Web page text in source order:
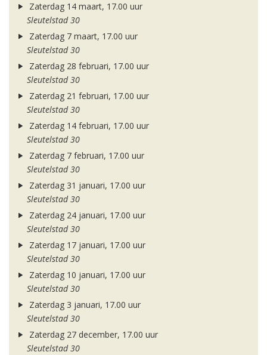
Zaterdag 14 maart, 17.00 uur
Sleutelstad 30
Zaterdag 7 maart, 17.00 uur
Sleutelstad 30
Zaterdag 28 februari, 17.00 uur
Sleutelstad 30
Zaterdag 21 februari, 17.00 uur
Sleutelstad 30
Zaterdag 14 februari, 17.00 uur
Sleutelstad 30
Zaterdag 7 februari, 17.00 uur
Sleutelstad 30
Zaterdag 31 januari, 17.00 uur
Sleutelstad 30
Zaterdag 24 januari, 17.00 uur
Sleutelstad 30
Zaterdag 17 januari, 17.00 uur
Sleutelstad 30
Zaterdag 10 januari, 17.00 uur
Sleutelstad 30
Zaterdag 3 januari, 17.00 uur
Sleutelstad 30
Zaterdag 27 december, 17.00 uur
Sleutelstad 30